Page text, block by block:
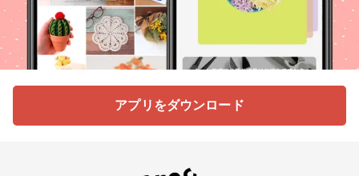
アプリをダウンロード